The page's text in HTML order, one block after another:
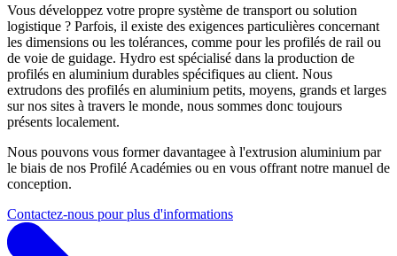
Vous développez votre propre système de transport ou solution
logistique ? Parfois, il existe des exigences particulières concernant
les dimensions ou les tolérances, comme pour les profilés de rail ou
de voie de guidage. Hydro est spécialisé dans la production de
profilés en aluminium durables spécifiques au client. Nous
extrudons des profilés en aluminium petits, moyens, grands et larges
sur nos sites à travers le monde, nous sommes donc toujours
présents localement.
Nous pouvons vous former davantagee à l'extrusion aluminium par
le biais de nos Profilé Académies ou en vous offrant notre manuel de
conception.
Contactez-nous pour plus d'informations